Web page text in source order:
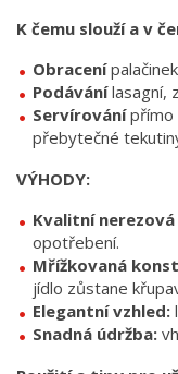
K čemu slouží a v
Obracení
Podávánílasagní,
Servírovánípřímo
přebytečné
VÝHODY:
Kvalitní nerezová
opotřebení.
Mřížkovaná
jídlo zůstane
Elegantní vzhled:
Snadná údržba: